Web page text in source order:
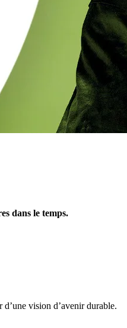
dans le temps.
vision d’avenir durable.